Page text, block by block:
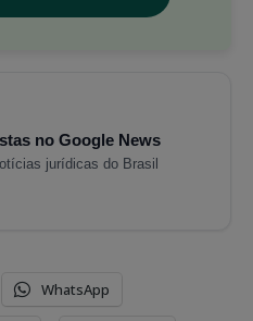
no Google News
jurídicas do Brasil
WhatsApp